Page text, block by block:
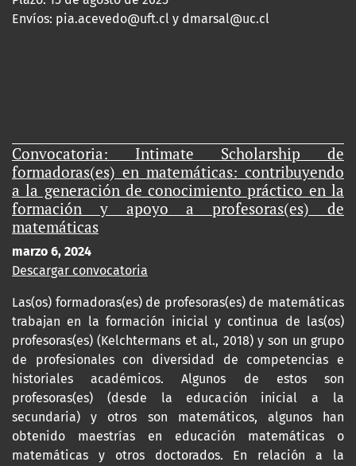
Envíos: pia.acevedo@uft.cl y dmarsal@uc.cl
Convocatoria: Intimate Scholarship de
formadoras(es) en matemáticas: contribuyendo
a la generación de conocimiento práctico en la
formación y apoyo a profesoras(es) de
matemáticas
marzo 6, 2024
Descargar convocatoria
Las(os) formadoras(es) de profesoras(es) de matemáticas
trabajan en la formación inicial y continua de las(os)
profesoras(es) (Kelchtermans et al., 2018) y son un grupo
de profesionales con diversidad de competencias e
historiales académicos. Algunos de estos son
profesoras(es) (desde la educación inicial a la
secundaria) y otros son matemáticos, algunos han
obtenido maestrías en educación matemáticas o
matemáticas y otros doctorados. En relación a la